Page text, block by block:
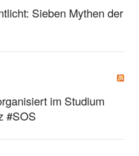
Sieben Mythen der
im Studium
#SOS